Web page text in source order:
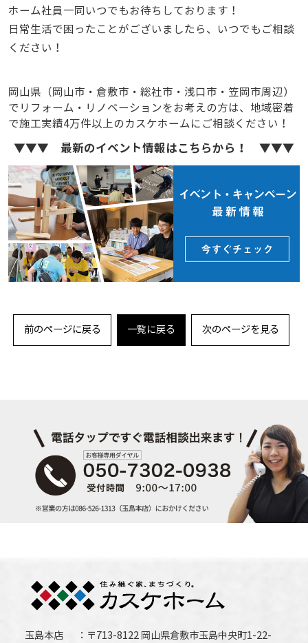
ホーム社員一同いつでもお待ちしております！
日常生活で困ったことがございましたら、いつでもご相談
ください！
岡山県（岡山市・倉敷市・総社市・浅口市・笠岡市周辺）
でリフォーム・リノベーションをお考えの方は、地域密着
で施工実績4万件以上のカスケホームにご相談ください！
▼▼▼ 最新のイベント情報はこちらから！ ▼▼▼
前のページに戻る 一覧に戻る 次のページを見る
玉島本店
〒713-8122 岡山県倉敷市玉島中央町1-22-